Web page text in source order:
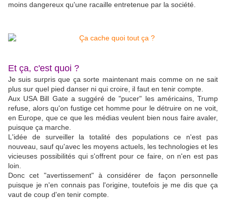
moins dangereux qu'une racaille entretenue par la société.
Et ça, c'est quoi ?
Je suis surpris que ça sorte maintenant mais comme on ne sait
plus sur quel pied danser ni qui croire, il faut en tenir compte.
Aux USA Bill Gate a suggéré de "pucer" les américains, Trump
refuse, alors qu'on fustige cet homme pour le détruire on ne voit,
en Europe, que ce que les médias veulent bien nous faire avaler,
puisque ça marche.
L'idée de surveiller la totalité des populations ce n'est pas
nouveau, sauf qu'avec les moyens actuels, les technologies et les
vicieuses possibilités qui s'offrent pour ce faire, on n'en est pas
loin.
Donc cet "avertissement" à considérer de façon personnelle
puisque je n'en connais pas l'origine, toutefois je me dis que ça
vaut de coup d'en tenir compte.